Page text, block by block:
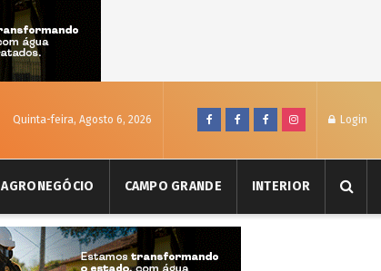
Quinta-feira, Agosto 6, 2026 Login
AGRONEGÓCIO CAMPO GRANDE INTERIOR